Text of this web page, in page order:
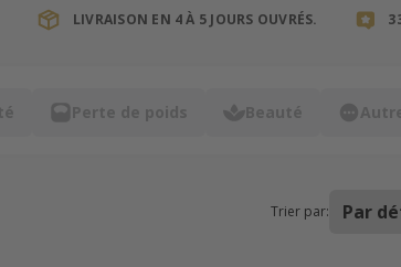
LIVRAISON EN 4 À 5 JOURS OUVRÉS.
Perte de poids Beauté
Trier par: